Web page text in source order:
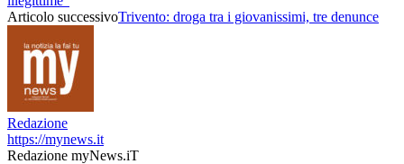
Articolo successivoTrivento: droga tra i giovanissimi, tre denunce
Redazione
https://mynews.it
Redazione myNews.iT